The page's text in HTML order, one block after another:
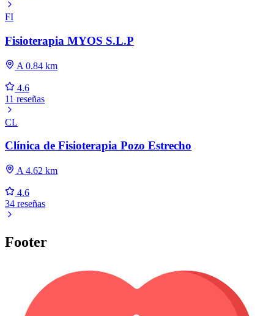
FI
Fisioterapia MYOS S.L.P
A 0.84 km
4.6
11 reseñas
CL
Clínica de Fisioterapia Pozo Estrecho
A 4.62 km
4.6
34 reseñas
Footer